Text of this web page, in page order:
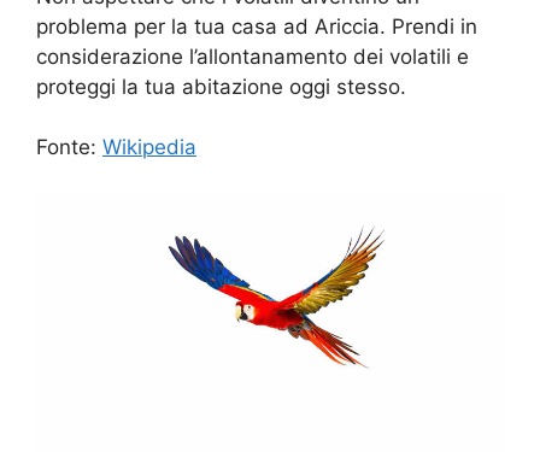
problema per la tua casa ad Ariccia. Prendi in
considerazione l’allontanamento dei volatili e
proteggi la tua abitazione oggi stesso.
Fonte: Wikipedia